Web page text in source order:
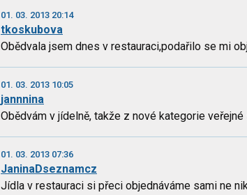
01. 03. 2013 20:14
tkoskubova
Obědvala jsem dnes v restauraci,podařilo se mi
01. 03. 2013 10:05
jannnina
Obědvám v jídelně, takže z nové kategorie
01. 03. 2013 07:36
JaninaDseznamcz
Jídla v restauraci si přeci objednáváme sami ne